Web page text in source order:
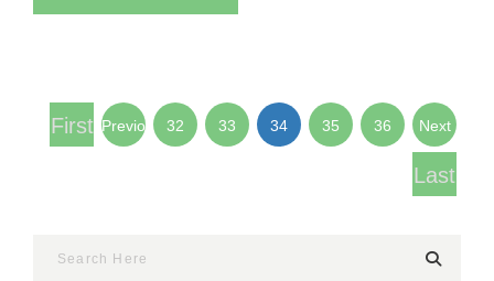
First Previous 32 33 34 35 36 Next
Last